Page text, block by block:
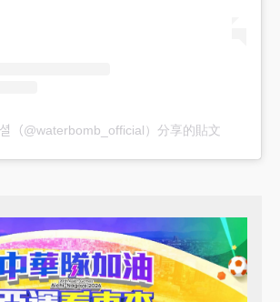
（@waterbomb_official）分享的貼文